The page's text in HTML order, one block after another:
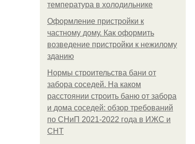
температура в холодильнике
Оформление пристройки к
частному дому. Как оформить
возведение пристройки к нежилому
зданию
Нормы строительства бани от
забора соседей. На каком
расстоянии строить баню от забора
и дома соседей: обзор требований
по СНиП 2021-2022 года в ИЖС и
СНТ